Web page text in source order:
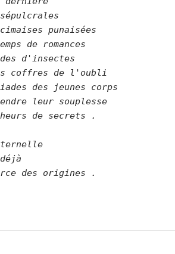
sépulcrales
punaisées
de romances
d'insectes
coffres de l'oubli
des jeunes corps
leur souplesse
de secrets .
des origines .